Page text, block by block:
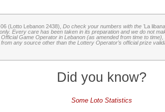
(Lotto Lebanon 2438), Do check your numbers with the 'La
Every care has been taken in its preparation and we do not
Game Operator in Lebanon (as amended from time to
any source other than the Lottery Operator’s official prize
Did you know?
Some Loto Statistics